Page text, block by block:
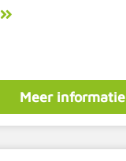
Meer informatie